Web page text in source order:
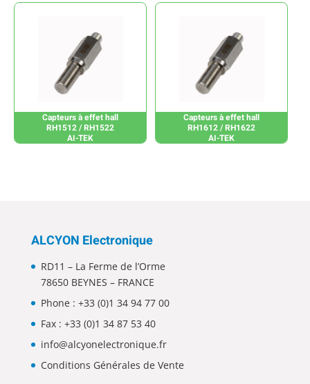
Capteurs à effet hall
RH1512 / RH1522
AI-TEK
Capteurs à effet hall
RH1612 / RH1622
AI-TEK
ALCYON Electronique
RD11 – La Ferme de l’Orme
78650 BEYNES – FRANCE
Phone : +33 (0)1 34 94 77 00
Fax : +33 (0)1 34 87 53 40
info@alcyonelectronique.fr
Conditions Générales de Vente